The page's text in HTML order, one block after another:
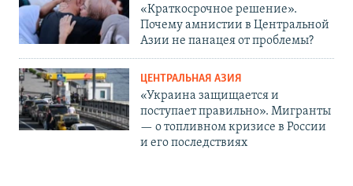
«Краткосрочное решение».
Почему амнистии в Центральной
Азии не панацея от проблемы?
ЦЕНТРАЛЬНАЯ АЗИЯ
«Украина защищается и
поступает правильно». Мигранты
— о топливном кризисе в России
и его последствиях